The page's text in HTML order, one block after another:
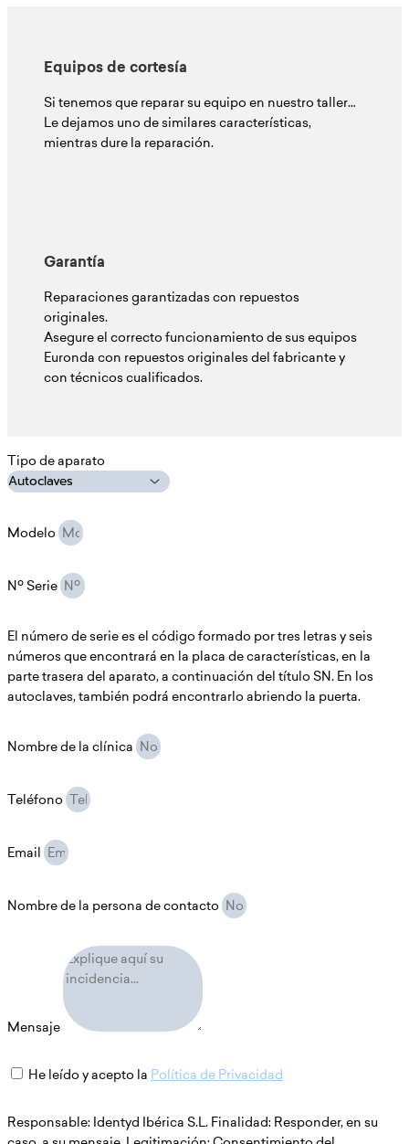
Equipos de cortesía
Si tenemos que reparar su equipo en nuestro taller…
Le dejamos uno de similares características,
mientras dure la reparación.
Garantía
Reparaciones garantizadas con repuestos
originales.
Asegure el correcto funcionamiento de sus equipos
Euronda con repuestos originales del fabricante y
con técnicos cualificados.
Tipo de aparato
Modelo
Nº Serie
El número de serie es el código formado por tres letras y seis
números que encontrará en la placa de características, en la
parte trasera del aparato, a continuación del título SN. En los
autoclaves, también podrá encontrarlo abriendo la puerta.
Nombre de la clínica
Teléfono
Email
Nombre de la persona de contacto
Mensaje
He leído y acepto la Política de Privacidad
Responsable: Identyd Ibérica S.L. Finalidad: Responder, en su